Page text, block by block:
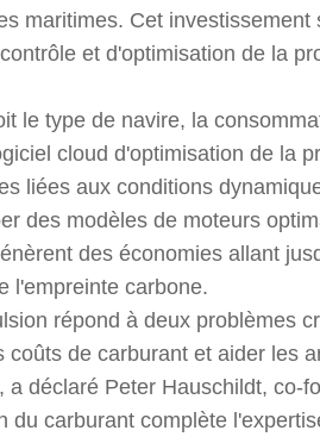
maritimes. Cet
et d'optimisation de la
le type de navire, la
cloud d'optimisation de la
liées aux conditions
des modèles de moteurs
des économies allant
l'empreinte carbone.
répond à deux problèmes
coûts de carburant et aider les
a déclaré Peter Hauschildt, co-
du carburant complète